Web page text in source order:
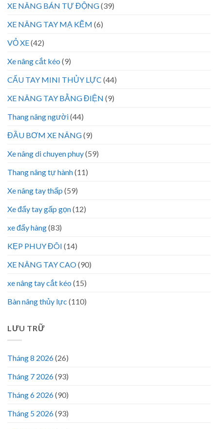
XE NÂNG BÁN TỰ ĐỘNG(39)
XE NÂNG TAY MẠ KẼM (6)
VỎ XE(42)
Xe nâng cắt kéo (9)
CẨU TAY MINI THỦY LỰC (44)
XE NÂNG TAY BẰNG ĐIỆN (9)
Thang nâng người(44)
ĐẦU BƠM XE NÂNG(9)
Xe nâng di chuyen phuy(59)
Thang nâng tự hành(11)
Xe nâng tay thấp (59)
Xe đẩy tay gấp gọn(12)
xe đẩy hàng(83)
KẸP PHUY ĐÔI (14)
XE NÂNG TAY CAO(90)
xe nâng tay cắt kéo (15)
Bàn nâng thủy lực (110)
LƯU TRỮ
Tháng 8 2026(26)
Tháng 7 2026(93)
Tháng 6 2026(90)
Tháng 5 2026(93)